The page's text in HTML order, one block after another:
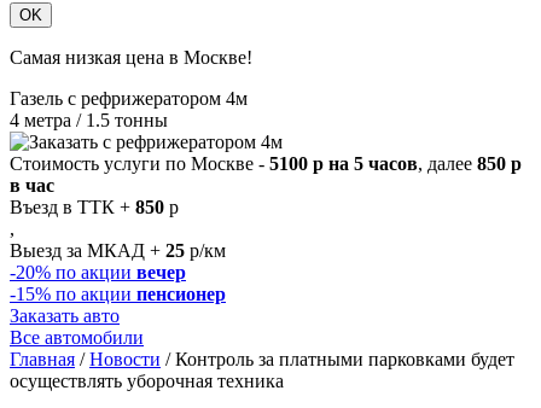
OK
Самая низкая цена в Москве!
Газель с рефрижератором 4м
4 метра / 1.5 тонны
Стоимость услуги по Москве - 5100 р на 5 часов, далее 850 р
в час
Въезд в ТТК + 850 р
,
Выезд за МКАД + 25 р/км
-20% по акции вечер
-15% по акции пенсионер
Заказать авто
Все автомобили
Главная /Новости /Контроль за платными парковками будет
осуществлять уборочная техника